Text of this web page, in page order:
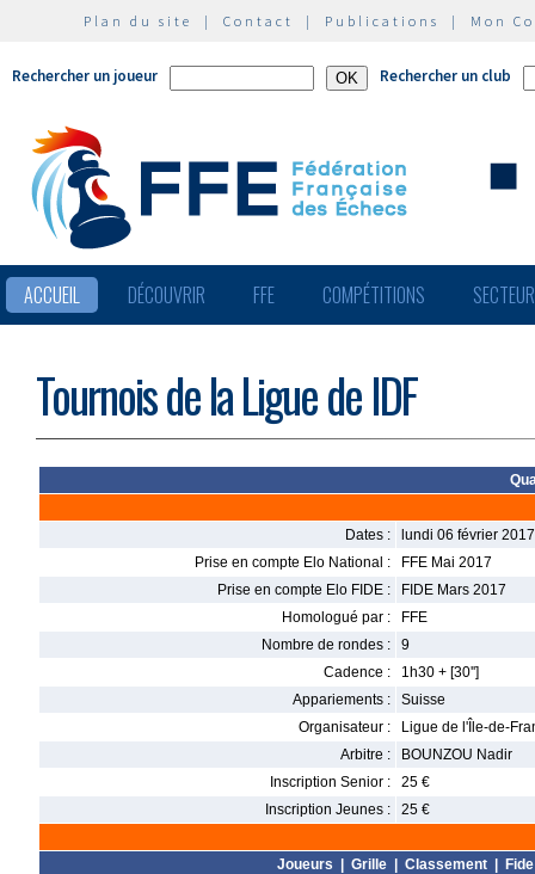
Plan du site | Contact | Publications | Mon
Rechercher un joueur Rechercher un club
ACCUEIL DÉCOUVRIR FFE COMPÉTITIONS
Tournois de la Ligue de IDF
Dates :
lundi 06 février
Prise en compte Elo National :
FFE Mai 2017
Prise en compte Elo FIDE :
FIDE Mars 2017
Homologué par :
FFE
Nombre de rondes :
9
Cadence :
1h30 + [30'']
Appariements :
Suisse
Organisateur :
Ligue de l'Île-de-
Arbitre :
BOUNZOU Nadir
Inscription Senior :
25 €
Inscription Jeunes :
25 €
Joueurs Grille Classement Fide